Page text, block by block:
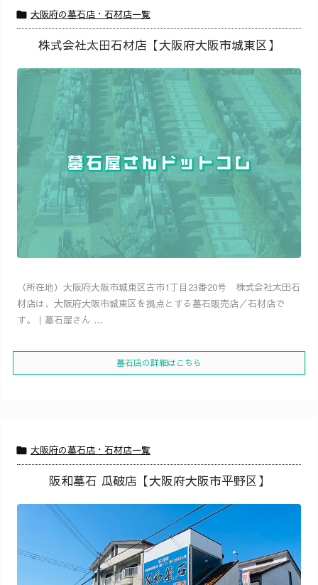
 大阪府の墓石店・石材店一覧
株式会社太田石材店【大阪府大阪市城東区】
（所在地）大阪府大阪市城東区古市1丁目23番20号 株式会社太田石
材店は、大阪府大阪市城東区を拠点とする墓石販売店／石材店で
す。｜墓石屋さん ...
墓石店の詳細はこちら
 大阪府の墓石店・石材店一覧
阪和墓石 瓜破店【大阪府大阪市平野区】